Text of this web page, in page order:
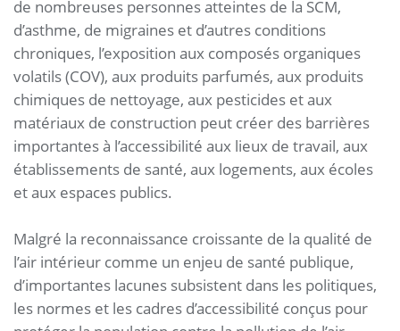
de nombreuses personnes atteintes de la SCM,
d’asthme, de migraines et d’autres conditions
chroniques, l’exposition aux composés organiques
volatils (COV), aux produits parfumés, aux produits
chimiques de nettoyage, aux pesticides et aux
matériaux de construction peut créer des barrières
importantes à l’accessibilité aux lieux de travail, aux
établissements de santé, aux logements, aux écoles
et aux espaces publics.
Malgré la reconnaissance croissante de la qualité de
l’air intérieur comme un enjeu de santé publique,
d’importantes lacunes subsistent dans les politiques,
les normes et les cadres d’accessibilité conçus pour